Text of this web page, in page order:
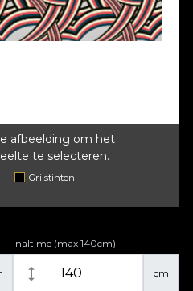
afbeelding om het
te selecteren.
Grijstinten
cm
Inaltime (max 140cm)